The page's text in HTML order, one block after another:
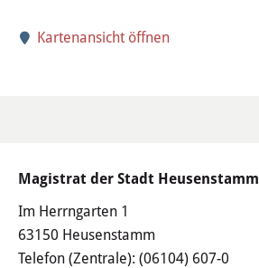
Kartenansicht öffnen
Magistrat der Stadt Heusenstamm
Im Herrngarten 1
63150 Heusenstamm
Telefon (Zentrale): (06104) 607-0
Sitzungsinfo